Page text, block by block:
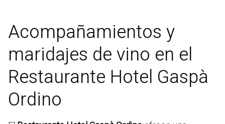
Acompañamientos y
maridajes de vino en el
Restaurante Hotel Gaspà
Ordino